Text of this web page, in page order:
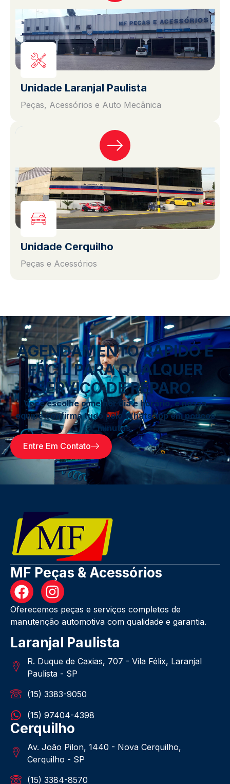
Unidade Laranjal Paulista
Peças, Acessórios e Auto Mecânica
Unidade Cerquilho
Peças e Acessórios
AGENDAMENTO RÁPIDO E
FÁCIL PARA QUALQUER
SERVIÇO DE REPARO.
Você escolhe o melhor dia e horário, e nossa
equipe confirma tudo pelo WhatsApp em poucos
minutos.
Entre Em Contato
MF Peças & Acessórios
Oferecemos peças e serviços completos de
manutenção automotiva com qualidade e garantia.
Laranjal Paulista
R. Duque de Caxias, 707 - Vila Félix, Laranjal
Paulista - SP
(15) 3383-9050
(15) 97404-4398
Cerquilho
Av. João Pilon, 1440 - Nova Cerquilho,
Cerquilho - SP
(15) 3384-8570